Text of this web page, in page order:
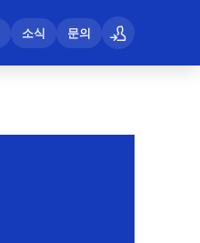
소식 문의